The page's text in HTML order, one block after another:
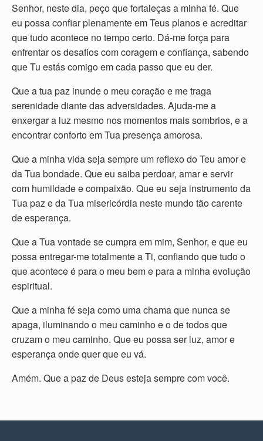
Senhor, neste dia, peço que fortaleças a minha fé. Que
eu possa confiar plenamente em Teus planos e acreditar
que tudo acontece no tempo certo. Dá-me força para
enfrentar os desafios com coragem e confiança, sabendo
que Tu estás comigo em cada passo que eu der.
Que a tua paz inunde o meu coração e me traga
serenidade diante das adversidades. Ajuda-me a
enxergar a luz mesmo nos momentos mais sombrios, e a
encontrar conforto em Tua presença amorosa.
Que a minha vida seja sempre um reflexo do Teu amor e
da Tua bondade. Que eu saiba perdoar, amar e servir
com humildade e compaixão. Que eu seja instrumento da
Tua paz e da Tua misericórdia neste mundo tão carente
de esperança.
Que a Tua vontade se cumpra em mim, Senhor, e que eu
possa entregar-me totalmente a Ti, confiando que tudo o
que acontece é para o meu bem e para a minha evolução
espiritual.
Que a minha fé seja como uma chama que nunca se
apaga, iluminando o meu caminho e o de todos que
cruzam o meu caminho. Que eu possa ser luz, amor e
esperança onde quer que eu vá.
Amém. Que a paz de Deus esteja sempre com você.